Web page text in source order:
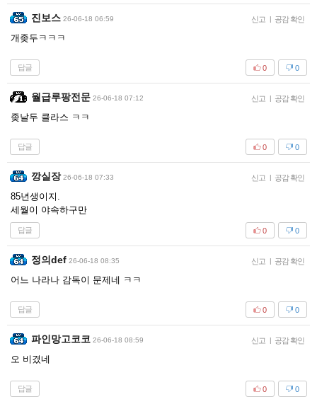
진보스 26-06-18 06:59 신고 | 공감 확인
개좆두ㅋㅋㅋ
답글 0
0
월급루팡전문 26-06-18 07:12 신고 | 공감 확인
좆날두 클라스 ㅋㅋ
답글 0
0
깡실장 26-06-18 07:33 신고 | 공감 확인
85년생이지.
세월이 야속하구만
답글 0
0
정의def 26-06-18 08:35 신고 | 공감 확인
어느 나라나 감독이 문제네 ㅋㅋ
답글 0
0
파인망고코코 26-06-18 08:59 신고 | 공감 확인
오 비겼네
답글 0
0